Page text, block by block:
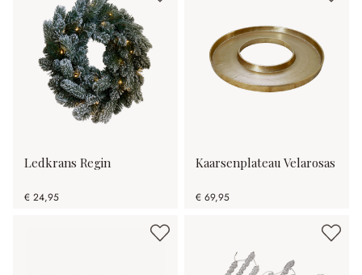
Ledkrans Regin
€ 24,95
Kaarsenplateau Velarosas
€ 69,95